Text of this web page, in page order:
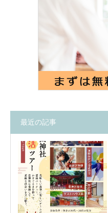
最近の記事